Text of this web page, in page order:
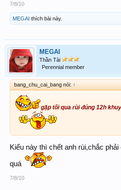
7/8/10
MEGAI thích bài này.
MEGAI
Thần Tài
Perennial member
bang_chu_cai_bang nói: ↑
gặp tối qua rùi đúng 12h
Kiểu này thì chết anh rùi,chắc
quá
7/8/10